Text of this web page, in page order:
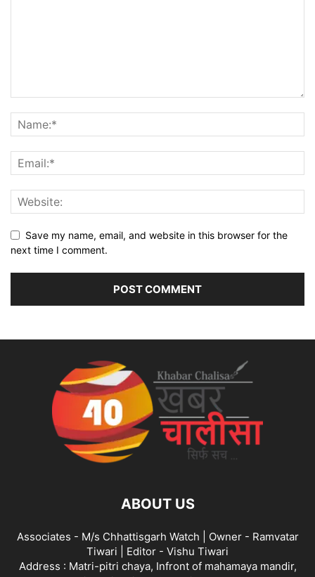
Save my name, email, and website in this browser for the
next time I comment.
ABOUT US
Associates - M/s Chhattisgarh Watch | Owner - Ramvatar
Tiwari | Editor - Vishu Tiwari
Address : Matri-pitri chaya, Infront of mahamaya mandir,